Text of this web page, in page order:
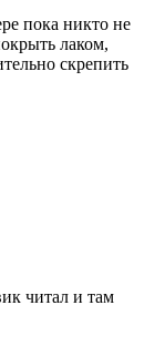
пока никто не
лаком,
скрепить
читал и там